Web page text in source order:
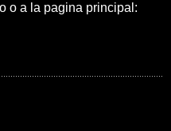
o a la pagina principal: